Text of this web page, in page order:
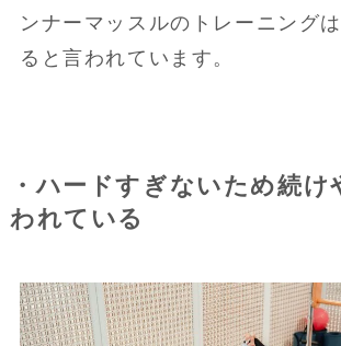
ンナーマッスルのトレーニング
ると言われています。
・ハードすぎないため続け
われている